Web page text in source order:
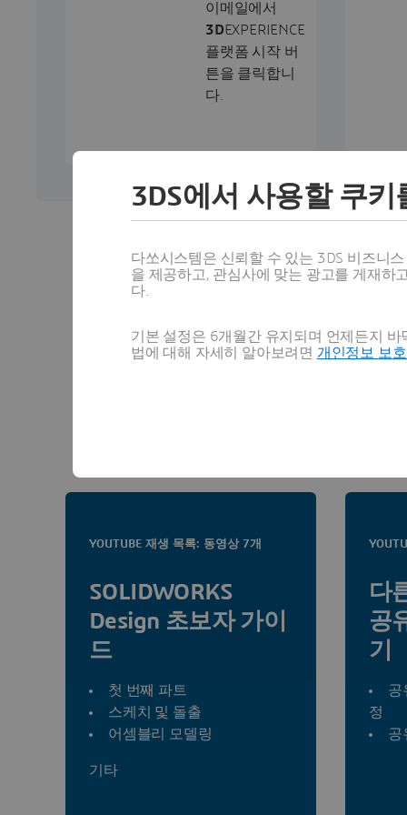
이메일에서
3DEXPERIENCE
플랫폼 시작 버
튼을 클릭합니
다.
5단계 -위의 절
YOUTUBE 재생 목록: 동영상 7개
SOLIDWORKS
Design 초보자 가이
드
첫 번째 파트
스케치 및 돌출
어셈블리 모델링
기타
다
공
기
공
정
공
3DS에서 사용할 쿠
다쏘시스템은 신뢰할 수 있는 3DS 비즈니
을 제공하고, 관심사에 맞는 광고를 게재하
다.
기본 설정은 6개월간 유지되며 언제든지
법에 대해 자세히 알아보려면 개인정보 보